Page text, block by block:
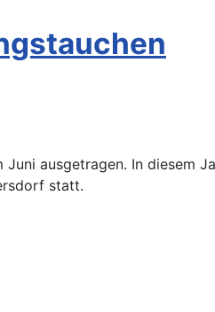
ausgetragen. In diesem
statt.